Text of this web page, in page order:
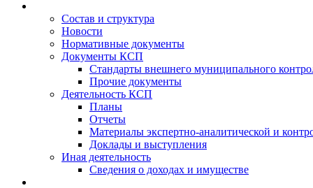
Состав и структура
Новости
Нормативные документы
Документы КСП
Стандарты внешнего муниципального
Прочие документы
Деятельность КСП
Планы
Отчеты
Материалы экспертно-аналитической и
Доклады и выступления
Иная деятельность
Сведения о доходах и имуществе